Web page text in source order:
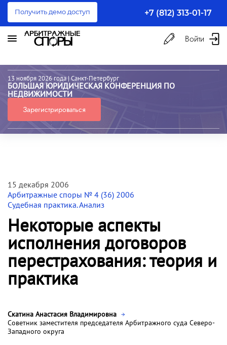
Получить демо доступ +7 (812) 313-01-17
Войти
13 ноября 2026 года | Санкт-Петербург
БОЛЬШАЯ ЮРИДИЧЕСКАЯ КОНФЕРЕНЦИЯ ПО
НЕДВИЖИМОСТИ
Зарегистрироваться
15 декабря 2006
Арбитражные споры № 4 (36) 2006
Судебная практика. Анализ
Некоторые аспекты
исполнения договоров
перестрахования: теория и
практика
Скатина Анастасия Владимировна
Советник заместителя председателя Арбитражного суда Северо-
Западного округа